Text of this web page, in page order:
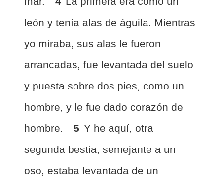
león y tenía alas de águila. Mientras
yo miraba, sus alas le fueron
arrancadas, fue levantada del suelo
y puesta sobre dos pies, como un
hombre, y le fue dado corazón de
hombre.
5 Y he aquí, otra
segunda bestia, semejante a un
oso, estaba levantada de un